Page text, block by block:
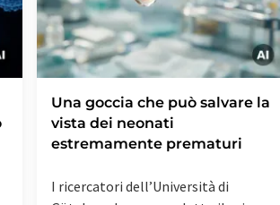
Una goccia che può salvare la
vista dei neonati
estremamente prematuri
I ricercatori dell’Università di